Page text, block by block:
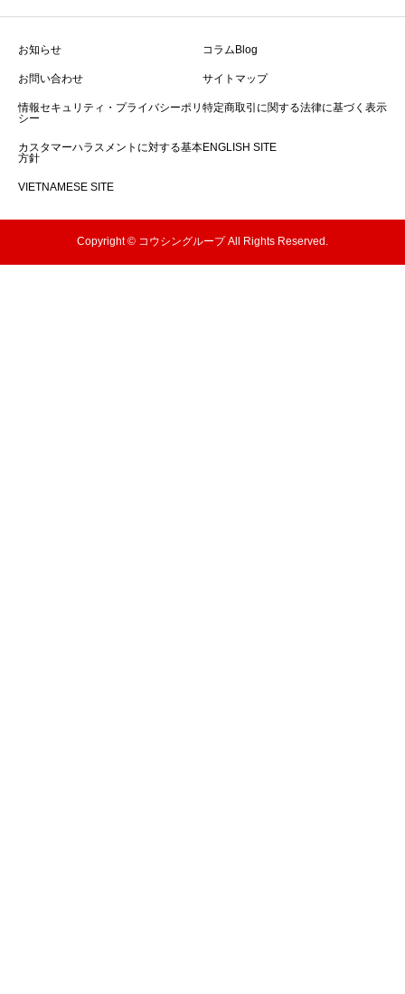
お知らせ コラムBlog
お問い合わせ サイトマップ
情報セキュリティ・プライバシーポリ
シー
特定商取引に関する法律に基づく表示
カスタマーハラスメントに対する基本
方針
ENGLISH SITE
VIETNAMESE SITE
Copyright © コウシングループ All Rights Reserved.